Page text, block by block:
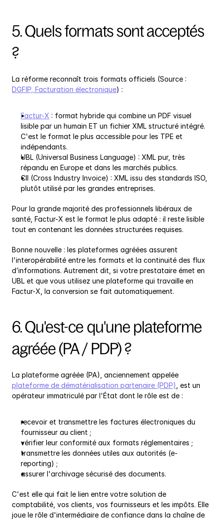
5. Quels formats sont acceptés
?
DGFIP, Facturation électronique) :
Factur-X : format hybride qui combine un PDF visuel
lisible par un humain ET un fichier XML structuré intégré.
C'est le format le plus accessible pour les TPE et
indépendants.
UBL (Universal Business Language) : XML pur, très
répandu en Europe et dans les marchés publics.
CII (Cross Industry Invoice) : XML issu des standards ISO,
plutôt utilisé par les grandes entreprises.
Pour la grande majorité des professionnels libéraux de
santé, Factur-X est le format le plus adapté : il reste lisible
tout en contenant les données structurées requises.
Bonne nouvelle : les plateformes agréées assurent
l'interopérabilité entre les formats et la continuité des flux
d’informations. Autrement dit, si votre prestataire émet en
UBL et que vous utilisez une plateforme qui travaille en
Factur-X, la conversion se fait automatiquement.
6. Qu'est-ce qu'une plateforme
agréée (PA / PDP) ?
plateforme de dématérialisation partenaire (PDP) , est un
opérateur immatriculé par l'État dont le rôle est de :
recevoir et transmettre les factures électroniques du
fournisseur au client ;
vérifier leur conformité aux formats réglementaires ;
transmettre les données utiles aux autorités (e-
reporting) ;
assurer l'archivage sécurisé des documents.
C'est elle qui fait le lien entre votre solution de
comptabilité, vos clients, vos fournisseurs et les impôts. Elle
joue le rôle d'intermédiaire de confiance dans la chaîne de